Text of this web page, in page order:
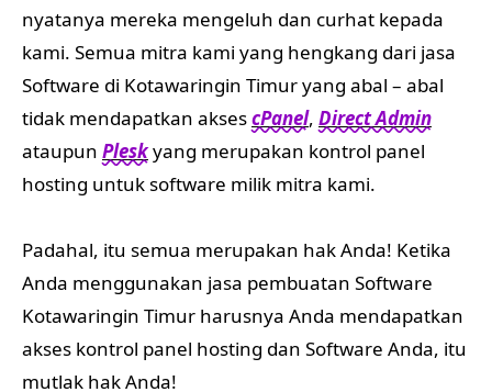
nyatanya mereka mengeluh dan curhat kepada
kami. Semua mitra kami yang hengkang dari jasa
Software di Kotawaringin Timur yang abal – abal
tidak mendapatkan aksescPanel, Direct Admin
ataupun Pleskyang merupakan kontrol panel
hosting untuk software milik mitra kami.
Padahal, itu semua merupakan hak Anda! Ketika
Anda menggunakan jasa pembuatan Software
Kotawaringin Timur harusnya Anda mendapatkan
akses kontrol panel hosting dan Software Anda, itu
mutlak hak Anda!